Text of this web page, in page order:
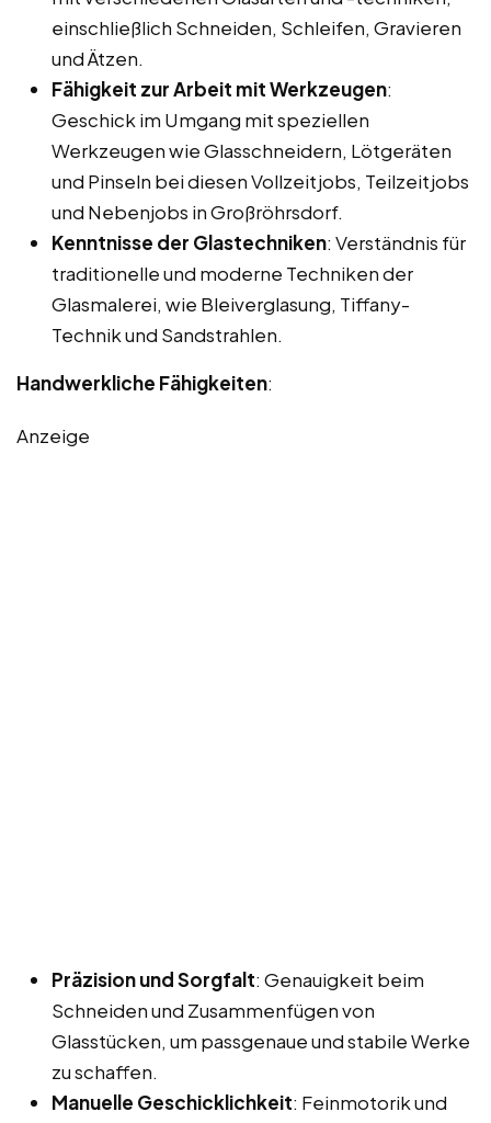
einschließlich Schneiden, Schleifen, Gravieren
und Ätzen.
Fähigkeit zur Arbeit mit Werkzeugen:
Geschick im Umgang mit speziellen
Werkzeugen wie Glasschneidern, Lötgeräten
und Pinseln bei diesen Vollzeitjobs, Teilzeitjobs
und Nebenjobs in Großröhrsdorf.
Kenntnisse der Glastechniken: Verständnis für
traditionelle und moderne Techniken der
Glasmalerei, wie Bleiverglasung, Tiffany-
Technik und Sandstrahlen.
Handwerkliche Fähigkeiten:
Anzeige
Präzision und Sorgfalt: Genauigkeit beim
Schneiden und Zusammenfügen von
Glasstücken, um passgenaue und stabile Werke
zu schaffen.
Manuelle Geschicklichkeit: Feinmotorik und